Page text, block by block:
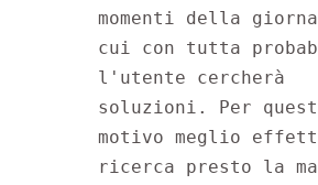
momenti della
cui con tutta
l'utente cercherà
soluzioni. Per
motivo meglio
ricerca presto la